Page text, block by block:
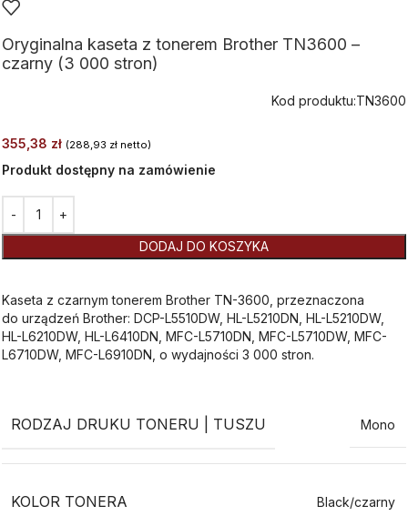
Oryginalna kaseta z tonerem Brother TN3600 –
czarny (3 000 stron)
Kod produktu:TN3600
355,38 zł (288,93 zł netto)
Produkt dostępny na zamówienie
DODAJ DO KOSZYKA
Kaseta z czarnym tonerem Brother TN-3600, przeznaczona
do urządzeń Brother: DCP-L5510DW, HL-L5210DN, HL-L5210DW,
HL-L6210DW, HL-L6410DN, MFC-L5710DN, MFC-L5710DW, MFC-
L6710DW, MFC-L6910DN, o wydajności 3 000 stron.
RODZAJ DRUKU TONERU | TUSZU Mono
KOLOR TONERA Black/czarny